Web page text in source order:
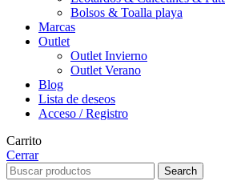
Bolsos & Toalla playa
Marcas
Outlet
Outlet Invierno
Outlet Verano
Blog
Lista de deseos
Acceso / Registro
Carrito
Cerrar
Search